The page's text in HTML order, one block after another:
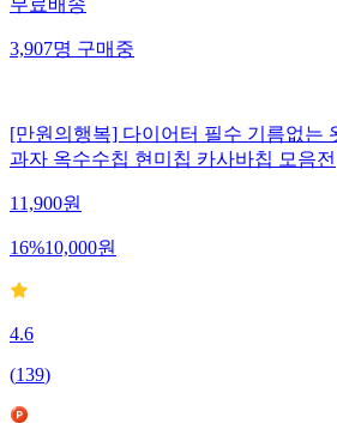
무료배송
3,907명구매중
[만원의행복] 다이어터 필수 기름없는
과자 옥수수칩 현미칩 카사바칩 모음전
11,900원
16%10,000원
4.6
(139)